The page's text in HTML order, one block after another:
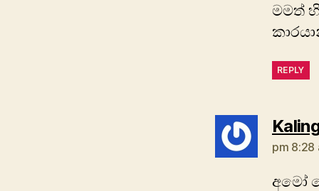
මමත්
REPLY
pm 8:28
අමෝ